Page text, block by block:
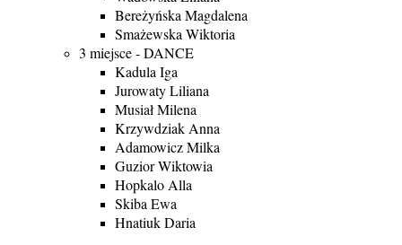
Bereżyńska Magdalena
Smażewska Wiktoria
3 miejsce - DANCE
Kadula Iga
Jurowaty Liliana
Musiał Milena
Krzywdziak Anna
Adamowicz Milka
Guzior Wiktowia
Hopkalo Alla
Skiba Ewa
Hnatiuk Daria